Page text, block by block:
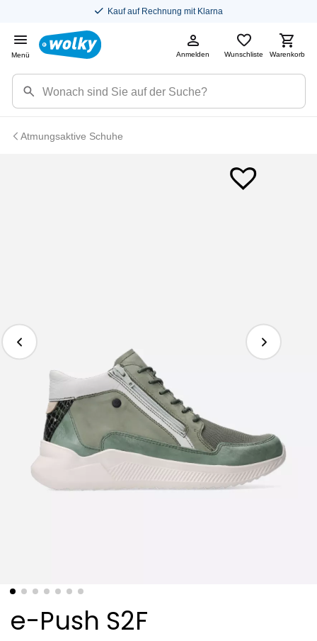
Kauf auf Rechnung mit Klarna
Menü Anmelden Wunschliste Warenkorb
Atmungsaktive Schuhe
e-Push S2F